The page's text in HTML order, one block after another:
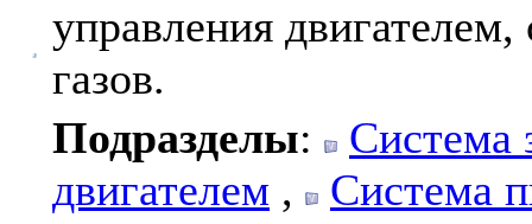
управления
газов.
Подразделы:
Система
двигателем ,
Система